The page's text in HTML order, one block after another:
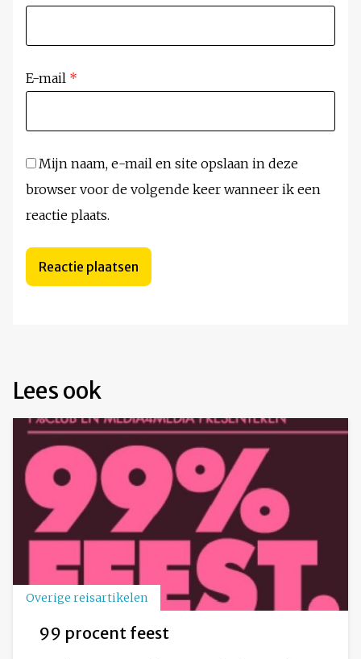
E-mail *
Mijn naam, e-mail en site opslaan in deze
browser voor de volgende keer wanneer ik een
reactie plaats.
Lees ook
Overige reisartikelen
99 procent feest